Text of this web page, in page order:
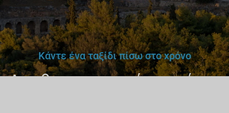
Κάντε ένα ταξίδι πίσω στο χρόνο
Δεν θα εμπιστευόσουν έναν